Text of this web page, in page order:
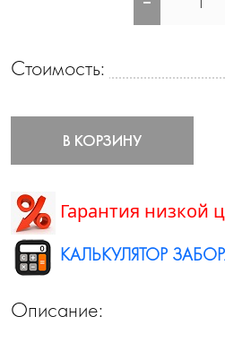
Стоимость:
В КОРЗИНУ
Гарантия низкой
КАЛЬКУЛЯТОР
Описание: